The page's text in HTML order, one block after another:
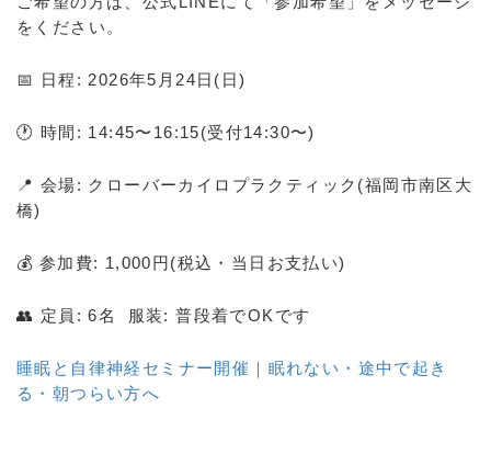
をください。
📅 日程: 2026年5月24日(日)
🕐 時間: 14:45〜16:15(受付14:30〜)
📍 会場: クローバーカイロプラクティック(福岡市南区大
橋)
💰 参加費: 1,000円(税込・当日お支払い)
👥 定員: 6名 服装: 普段着でOKです
睡眠と自律神経セミナー開催｜眠れない・途中で起き
る・朝つらい方へ